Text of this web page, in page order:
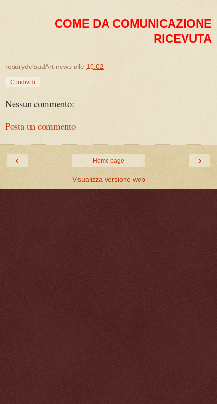
COME DA COMUNICAZIONE
RICEVUTA
rosarydelsudArt news alle 10:02
Condividi
Nessun commento:
Posta un commento
‹ ›
Home page
Visualizza versione web